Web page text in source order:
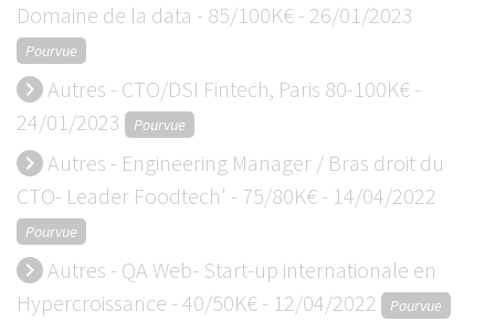
Domaine de la data - 85/100K€ - 26/01/2023
Pourvue
keyboard_arrow_rightAutres - CTO/DSI Fintech, Paris 80-100K€ -
24/01/2023
Pourvue
keyboard_arrow_rightAutres - Engineering Manager / Bras droit du
CTO- Leader Foodtech' - 75/80K€ - 14/04/2022
Pourvue
keyboard_arrow_rightAutres - QA Web- Start-up internationale en
Hypercroissance - 40/50K€ - 12/04/2022
Pourvue